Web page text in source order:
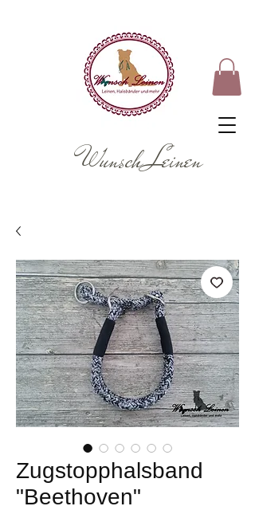
Wunsch Leinen
Zugstopphalsband
"Beethoven"